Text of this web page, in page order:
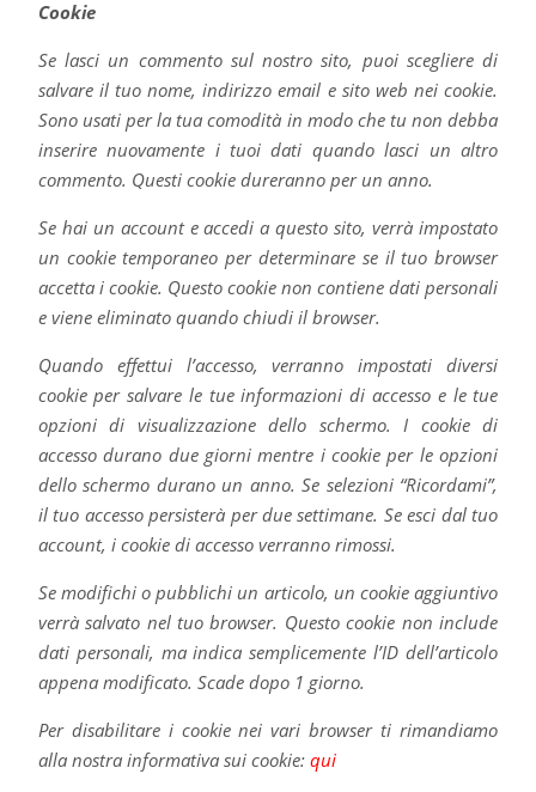
Cookie
Se lasci un commento sul nostro sito, puoi scegliere di
salvare il tuo nome, indirizzo email e sito web nei cookie.
Sono usati per la tua comodità in modo che tu non debba
inserire nuovamente i tuoi dati quando lasci un altro
commento. Questi cookie dureranno per un anno.
Se hai un account e accedi a questo sito, verrà impostato
un cookie temporaneo per determinare se il tuo browser
accetta i cookie. Questo cookie non contiene dati personali
e viene eliminato quando chiudi il browser.
Quando effettui l’accesso, verranno impostati diversi
cookie per salvare le tue informazioni di accesso e le tue
opzioni di visualizzazione dello schermo. I cookie di
accesso durano due giorni mentre i cookie per le opzioni
dello schermo durano un anno. Se selezioni “Ricordami”,
il tuo accesso persisterà per due settimane. Se esci dal tuo
account, i cookie di accesso verranno rimossi.
Se modifichi o pubblichi un articolo, un cookie aggiuntivo
verrà salvato nel tuo browser. Questo cookie non include
dati personali, ma indica semplicemente l’ID dell’articolo
appena modificato. Scade dopo 1 giorno.
Per disabilitare i cookie nei vari browser ti rimandiamo
alla nostra informativa sui cookie:qui